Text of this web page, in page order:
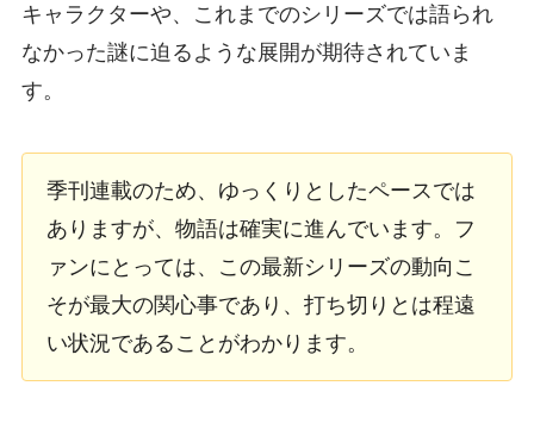
キャラクターや、これまでのシリーズでは語られ
なかった謎に迫るような展開が期待されていま
す。
季刊連載のため、ゆっくりとしたペースでは
ありますが、物語は確実に進んでいます。フ
ァンにとっては、この最新シリーズの動向こ
そが最大の関心事であり、打ち切りとは程遠
い状況であることがわかります。